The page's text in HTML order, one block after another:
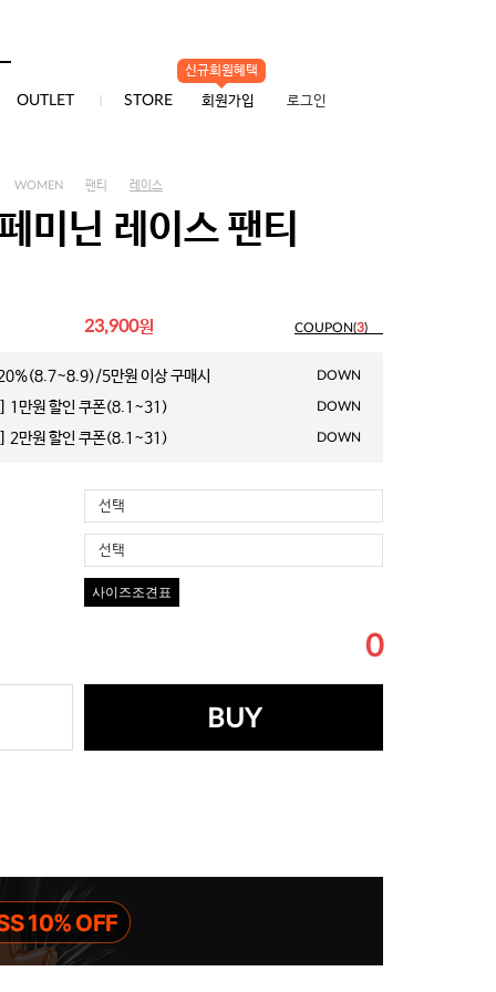
OUTLET STORE
신규회원혜택
회원가입 로그인
WOMEN 팬티 레이스
미닌 레이스 팬티
23,900원 COUPON(3)
5만원 이상 구매시 DOWN
] 1만원 할인 쿠폰(8.1~31) DOWN
] 2만원 할인 쿠폰(8.1~31) DOWN
선택
선택
사이즈조견표
0
BUY